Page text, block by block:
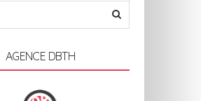
AGENCE DBTH